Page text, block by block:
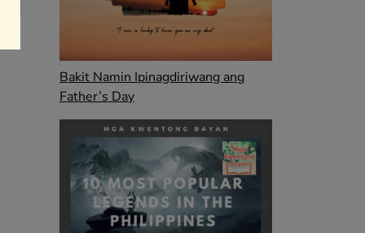
Bakit Namin Ipinagdiriwang ang
Father’s Day